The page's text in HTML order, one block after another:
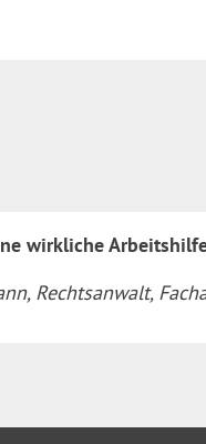
wirkliche
Rechtsanwalt,